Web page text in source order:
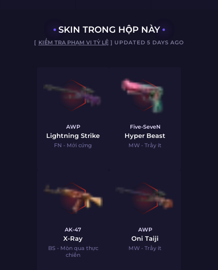
SKIN TRONG HỘP NÀY
[ KIỂM TRA PHẠM VI TỶ LỆ] UPDATED 5 DAYS AGO
AWP
Lightning Strike
FN - Mới cứng
Five-SeveN
Hyper Beast
MW - Trầy ít
AK-47
X-Ray
BS - Mòn qua thực
chiến
AWP
Oni Taiji
MW - Trầy ít